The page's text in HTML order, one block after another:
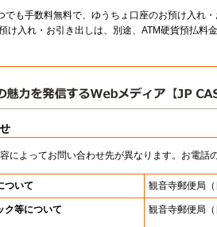
でも手数料無料で、ゆうちょ口座のお預け入れ
け入れ・お引き出しは、別途、ATM硬貨預払料
によってお問い合わせ先が異なります。お電話
ついて 観音寺郵便局
ク等について 観音寺郵便局